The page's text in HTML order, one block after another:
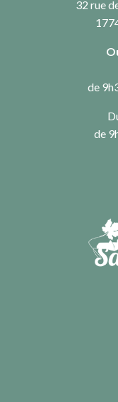
32 rue
de
de